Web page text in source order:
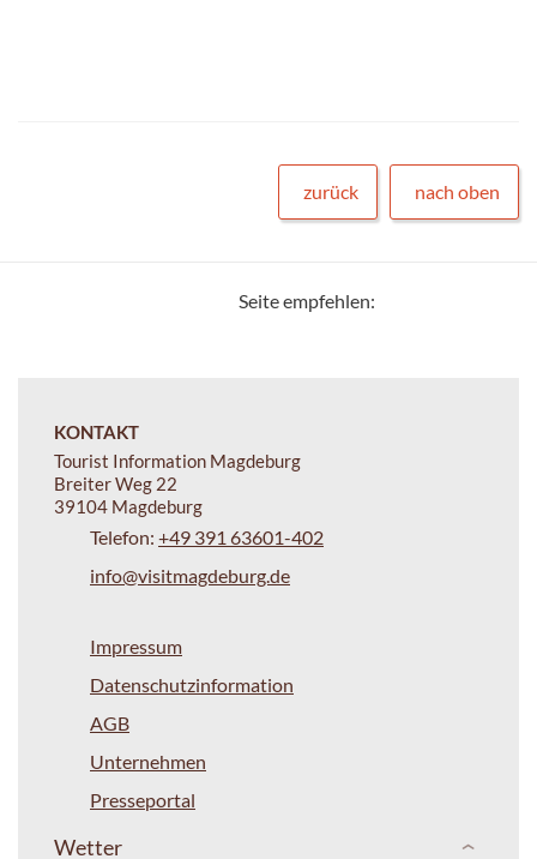
zurück nach oben
Seite empfehlen:
KONTAKT
Tourist Information Magdeburg
Breiter Weg 22
39104 Magdeburg
Telefon: +49 391 63601-402
info@visitmagdeburg.de
Impressum
Datenschutzinformation
AGB
Unternehmen
Presseportal
Wetter